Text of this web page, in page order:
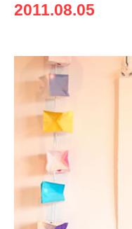
2011.08.05